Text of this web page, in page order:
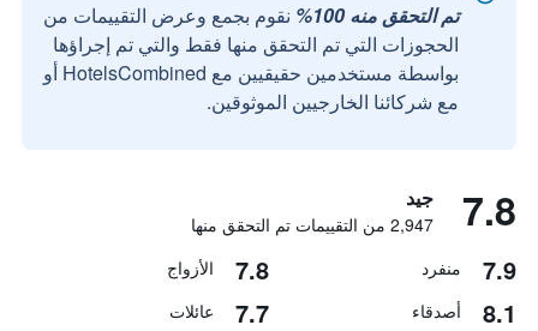
تم التحقق منه 100%
نقوم بجمع وعرض التقييمات من
الحجوزات التي تم التحقق منها فقط والتي تم إجراؤها
بواسطة مستخدمين حقيقيين مع HotelsCombined أو
مع شركائنا الخارجيين الموثوقين.
7.8 جيد
2,947 من التقييمات تم التحقق منها
7.9 منفرد 7.8 الأزواج
8.1 أصدقاء 7.7 عائلات